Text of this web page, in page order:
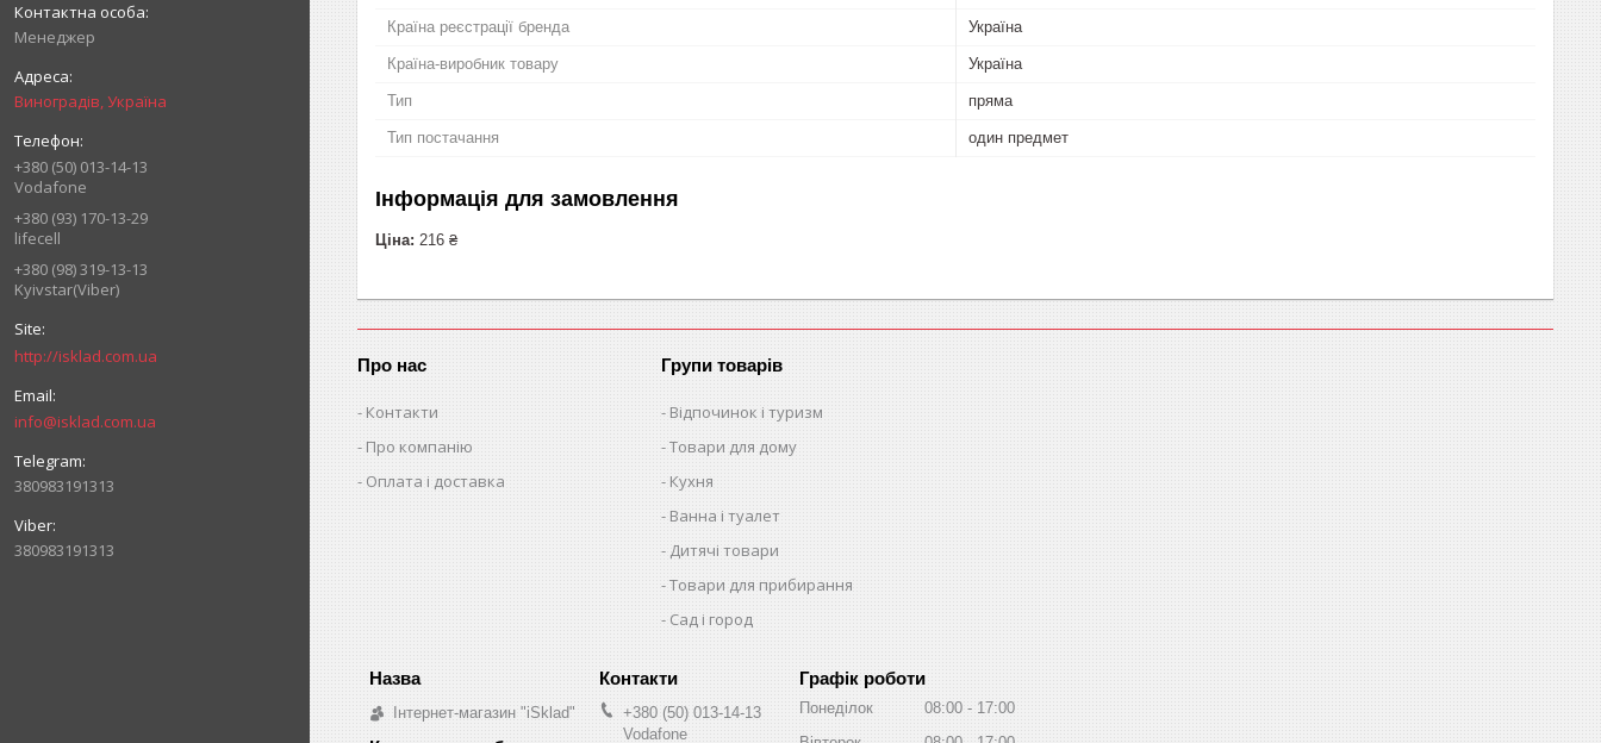
Менеджер
Виноградів, Україна
+380 (50) 013-14-13
Vodafone
+380 (93) 170-13-29
lifecell
+380 (98) 319-13-13
Kyivstar(Viber)
http://isklad.com.ua
info@isklad.com.ua
380983191313
380983191313
Країна реєстрації бренда Україна
Країна-виробник товару Україна
Тип пряма
Тип постачання один предмет
Інформація для замовлення
Ціна: 216 ₴
Про нас
Контакти
Про компанію
Оплата і доставка
Групи товарів
Відпочинок і туризм
Товари для дому
Кухня
Ванна і туалет
Дитячі товари
Товари для прибирання
Сад і город
Інтернет-магазин "iSklad"
+380 (50) 013-14-13
Vodafone
Графік роботи
Понеділок 08:00
17:00